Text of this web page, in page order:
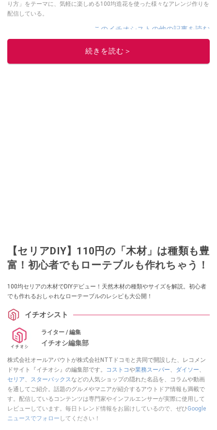
り方」をテーマに、気軽に楽しめる100均造花を使った様々なアレンジ作りを
配信している。
このイチオシストの他の記事を読む
続きを読む＞
【セリアDIY】110円の「木材」は種類も豊
富！初心者でもローテブルも作れちゃう！
100均セリアの木材でDIYデビュー！天然木材の種類やサイズを解説。初心者
でも作れるおしゃれなローテーブルのレシピも大公開！
イチオシスト
ライター / 編集
イチオシ編集部
株式会社オールアバウトが株式会社NTTドコモと共同で開設した、レコメン
ドサイト『イチオシ』の編集部です。
コストコや業務スーパー、 ダイソー、
セリア、 スターバックスなどの人気ショップの隠れた名品を、コラムや動画
を通してご紹介。話題のグルメやマニアが紹介するアウトドア情報も満載で
す。配信しているコンテンツは専門家やインフルエンサーが実際に使用して
レビューしています。毎日トレンド情報をお届けしているので、ぜひGoogle
ニュースでフォロー してください！